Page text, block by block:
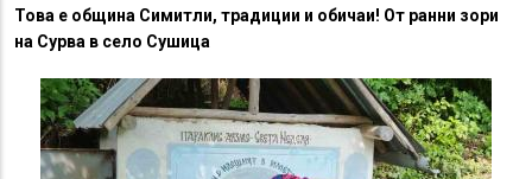
Това е община Симитли, традиции и обичаи! От ранни зори
на Сурва в село Сушица